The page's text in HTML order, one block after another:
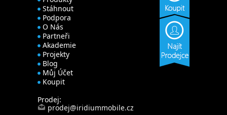
Stáhnout
Podpora
O Nás
Partneři
Akademie
Projekty
Blog
Můj Účet
Koupit
Prodej:
prodej@iridiummobile.cz